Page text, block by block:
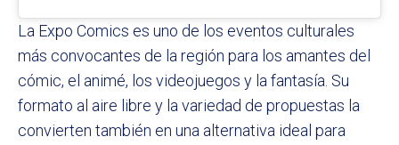
La Expo Comics es uno de los eventos culturales
más convocantes de la región para los amantes del
cómic, el animé, los videojuegos y la fantasía. Su
formato al aire libre y la variedad de propuestas la
convierten también en una alternativa ideal para